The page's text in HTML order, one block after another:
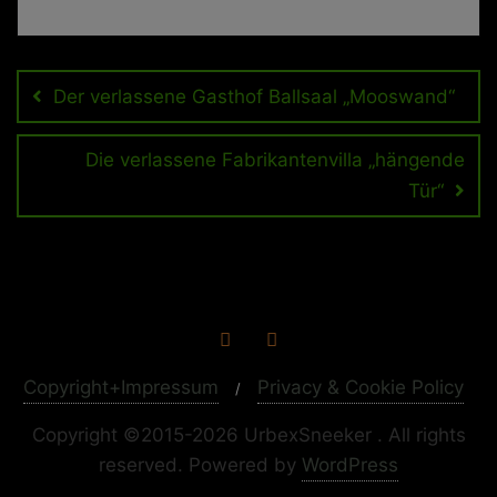
Der verlassene Gasthof Ballsaal „Mooswand“
Die verlassene Fabrikantenvilla „hängende
Tür“
Copyright+Impressum Privacy & Cookie Policy
Copyright ©2015-2026 UrbexSneeker . All rights
reserved. Powered by WordPress